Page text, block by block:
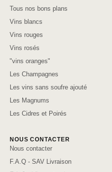
Tous nos bons plans
Vins blancs
Vins rouges
Vins rosés
"vins oranges"
Les Champagnes
Les vins sans soufre ajouté
Les Magnums
Les Cidres et Poirés
NOUS CONTACTER
Nous contacter
F.A.Q - SAV Livraison